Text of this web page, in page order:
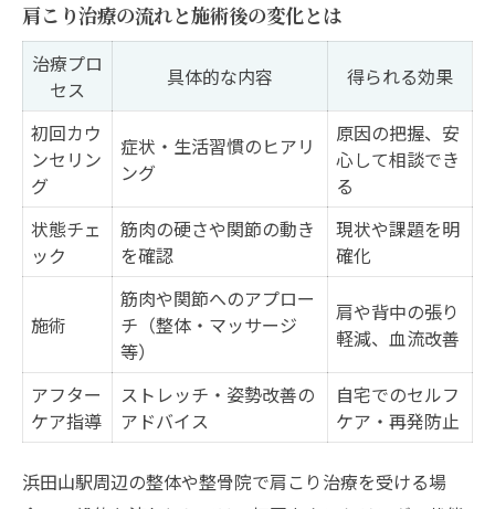
肩こり治療の流れと施術後の変化とは
治療プロ
セス
具体的な内容 得られる効果
初回カウ
ンセリン
グ
症状・生活習慣のヒアリ
ング
原因の把握、安
心して相談でき
る
状態チェ
ック
筋肉の硬さや関節の動き
を確認
現状や課題を明
確化
施術
筋肉や関節へのアプロー
チ（整体・マッサージ
等）
肩や背中の張り
軽減、血流改善
アフター
ケア指導
ストレッチ・姿勢改善の
アドバイス
自宅でのセルフ
ケア・再発防止
浜田山駅周辺の整体や整骨院で肩こり治療を受ける場